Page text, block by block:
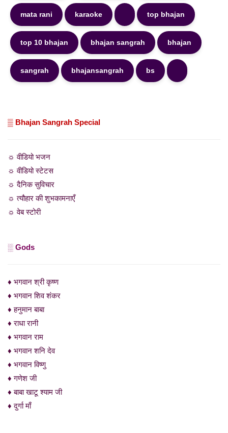
mata rani karaoke top bhajan
top 10 bhajan bhajan sangrah bhajan
sangrah bhajansangrah bs
▒ Bhajan Sangrah Special
☼ वीडियो भजन
☼ वीडियो स्टेटस
☼ दैनिक सुविचार
☼ त्यौहार की शुभकामनाएँ
☼ वेब स्टोरी
░ Gods
♦ भगवान श्री कृष्ण
♦ भगवान शिव शंकर
♦ हनुमान बाबा
♦ राधा रानी
♦ भगवान राम
♦ भगवान शनि देव
♦ भगवान विष्णु
♦ गणेश जी
♦ बाबा खाटू श्याम जी
♦ दुर्गा माँ